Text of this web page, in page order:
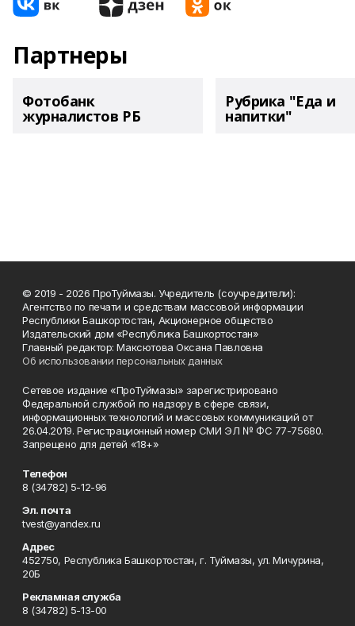
Партнеры
Фотобанк
журналистов РБ
Рубрика "Еда и
напитки"
© 2019 - 2026 ПроТуймазы. Учредитель (соучредители):
Агентство по печати и средствам массовой информации
Республики Башкортостан, Акционерное общество
Издательский дом «Республика Башкортостан»
Главный редактор: Максютова Оксана Павловна
Об использовании персональных данных
Сетевое издание «ПроТуймазы» зарегистрировано
Федеральной службой по надзору в сфере связи,
информационных технологий и массовых коммуникаций от
26.04.2019. Регистрационный номер СМИ ЭЛ № ФС 77-75680.
Запрещено для детей «18+»
Телефон
8 (34782) 5-12-96
Эл. почта
tvest@yandex.ru
Адрес
452750, Республика Башкортостан, г. Туймазы, ул. Мичурина,
20Б
Рекламная служба
8 (34782) 5-13-00